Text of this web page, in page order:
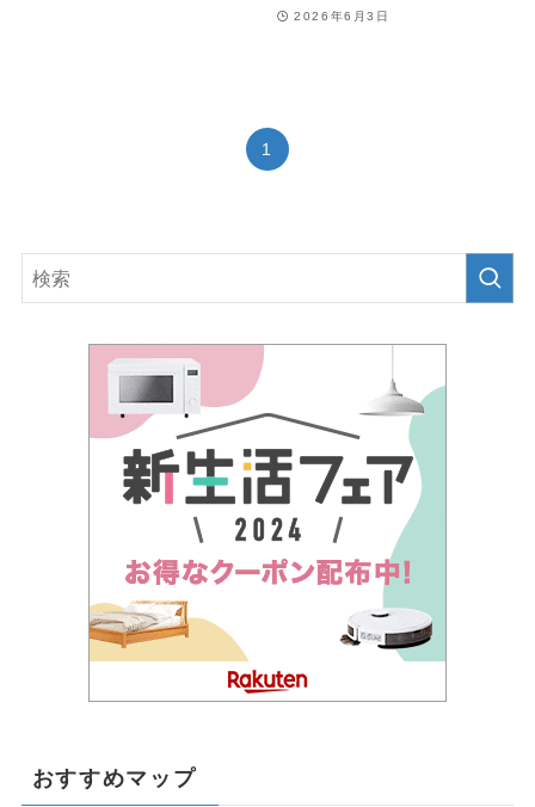
2026年6月3日
1
おすすめマップ